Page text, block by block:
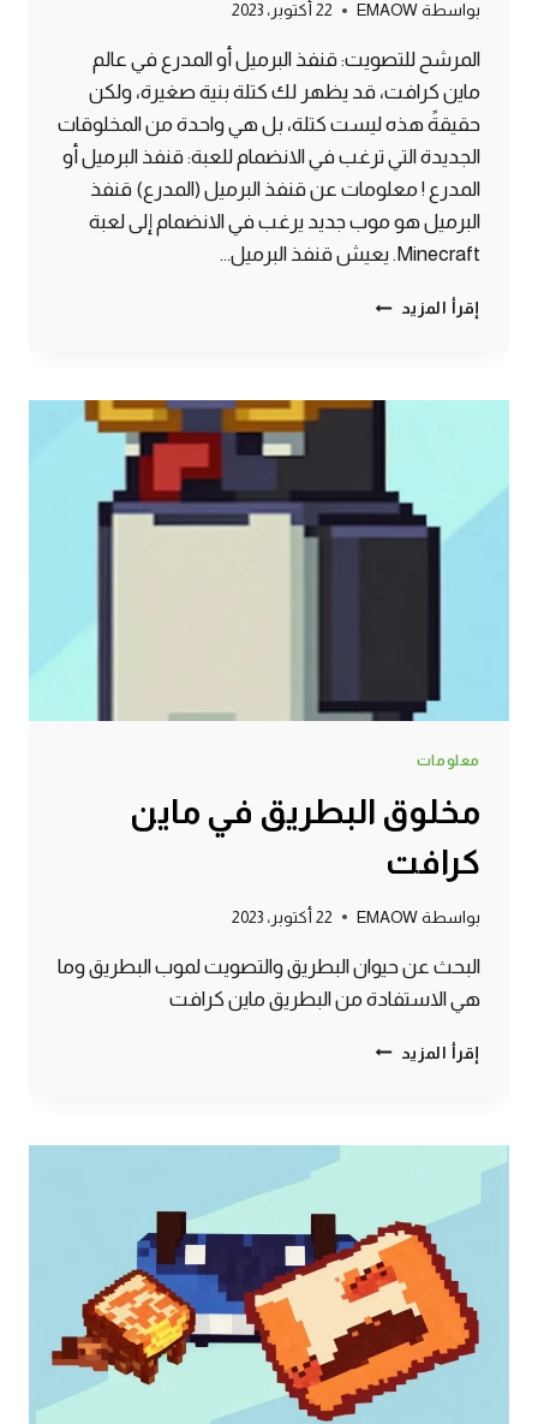
بواسطة EMAOW 22 أكتوبر، 2023
المرشح للتصويت: قنفذ البرميل أو المدرع في عالم
ماين كرافت، قد يظهر لك كتلة بنية صغيرة، ولكن
حقيقةً هذه ليست كتلة، بل هي واحدة من المخلوقات
الجديدة التي ترغب في الانضمام للعبة: قنفذ البرميل أو
المدرع ! معلومات عن قنفذ البرميل (المدرع) قنفذ
البرميل هو موب جديد يرغب في الانضمام إلى لعبة
Minecraft. يعيش قنفذ البرميل…
إقرأ المزيد مخلوق
البرميل
معلومات
مخلوق البطريق في ماين
كرافت
بواسطة EMAOW 22 أكتوبر، 2023
البحث عن حيوان البطريق والتصويت لموب البطريق وما
هي الاستفادة من البطريق ماين كرافت
إقرأ المزيد مخلوق
كرافت